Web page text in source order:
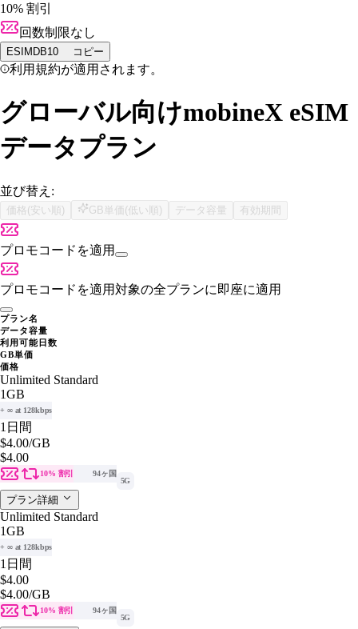
10% 割引
回数制限なし
ESIMDB10 コピー
利用規約が適用されます。
グローバル向けmobineX eSIM
データプラン
並び替え:
価格(安い順) GB単価(低い順) データ容量 有効期間
プロモコードを適用
プロモコードを適用対象の全プランに即座に適用
プラン名
データ容量
利用可能日数
GB単価
価格
Unlimited Standard
1GB
+ ∞ at 128kbps
1日間
$4.00/GB
$4.00
10% 割引
94ヶ国
5G
プラン詳細
Unlimited Standard
1GB
+ ∞ at 128kbps
1日間
$4.00
$4.00/GB
10% 割引
94ヶ国
5G